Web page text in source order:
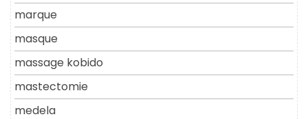
marque
masque
massage kobido
mastectomie
medela